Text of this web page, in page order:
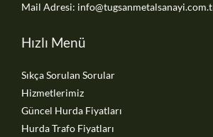
Mail Adresi:
Hızlı Menü
Sıkça Sorulan Sorular
Hizmetlerimiz
Güncel Hurda Fiyatları
Hurda Trafo Fiyatları